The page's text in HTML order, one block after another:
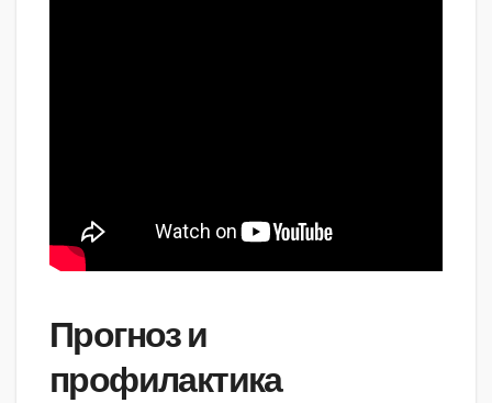
Прогноз и
профилактика